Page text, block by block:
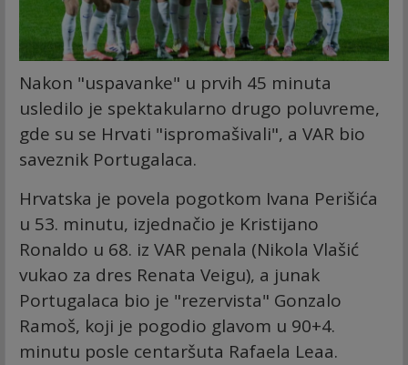
Nakon "uspavanke" u prvih 45 minuta
usledilo je spektakularno drugo poluvreme,
gde su se Hrvati "ispromašivali", a VAR bio
saveznik Portugalaca.
Hrvatska je povela pogotkom Ivana Perišića
u 53. minutu, izjednačio je Kristijano
Ronaldo u 68. iz VAR penala (Nikola Vlašić
vukao za dres Renata Veigu), a junak
Portugalaca bio je "rezervista" Gonzalo
Ramoš, koji je pogodio glavom u 90+4.
minutu posle centaršuta Rafaela Leaa.